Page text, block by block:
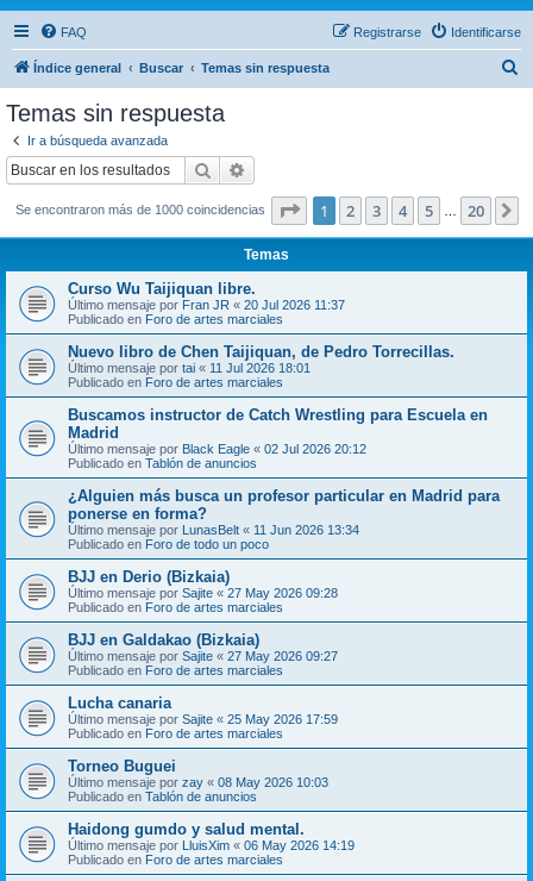
FAQ Identificarse
Registrarse
Índice general Buscar Temas sin respuesta
Temas sin respuesta
Ir a búsqueda avanzada
Buscar
Se encontraron más de 1000 coincidencias Página de 20
1 2 3 4 5 20
Temas
Curso Wu Taijiquan libre.
Último mensaje por Fran JR « 20 Jul 2026 11:37
Publicado en Foro de artes marciales
Nuevo libro de Chen Taijiquan, de Pedro Torrecillas.
Último mensaje por tai « 11 Jul 2026 18:01
Publicado en Foro de artes marciales
Buscamos instructor de Catch Wrestling para Escuela en
Madrid
Último mensaje por Black Eagle « 02 Jul 2026 20:12
Publicado en Tablón de anuncios
¿Alguien más busca un profesor particular en Madrid para
ponerse en forma?
Último mensaje por LunasBelt « 11 Jun 2026 13:34
Publicado en Foro de todo un poco
BJJ en Derio (Bizkaia)
Último mensaje por Sajite « 27 May 2026 09:28
Publicado en Foro de artes marciales
BJJ en Galdakao (Bizkaia)
Último mensaje por Sajite « 27 May 2026 09:27
Publicado en Foro de artes marciales
Lucha canaria
Último mensaje por Sajite « 25 May 2026 17:59
Publicado en Foro de artes marciales
Torneo Buguei
Último mensaje por zay « 08 May 2026 10:03
Publicado en Tablón de anuncios
Haidong gumdo y salud mental.
Último mensaje por LluisXim « 06 May 2026 14:19
Publicado en Foro de artes marciales